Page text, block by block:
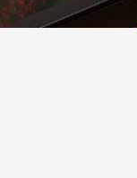
Accueil